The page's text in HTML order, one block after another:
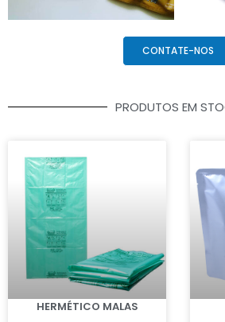
CONTATE-NOS
PRODUTOS EM
HERMÉTICO MALAS